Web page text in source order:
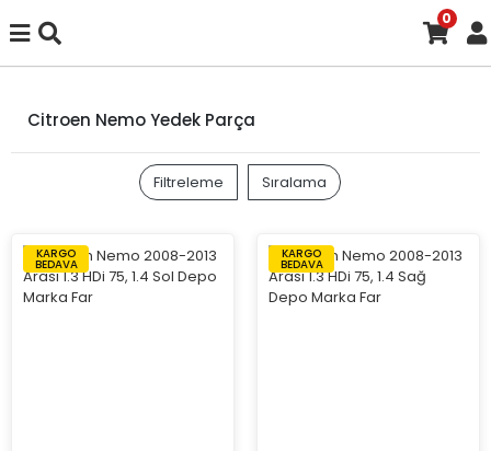
0
Citroen Nemo Yedek Parça
Filtreleme Sıralama
KARGO
BEDAVA
KARGO
BEDAVA